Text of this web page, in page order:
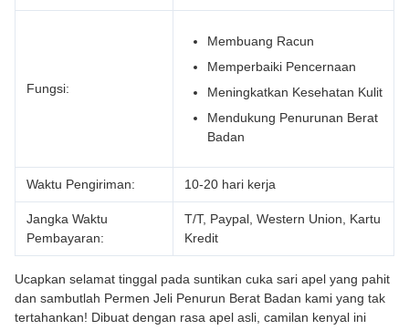
Fungsi:
Membuang Racun
Memperbaiki Pencernaan
Meningkatkan Kesehatan Kulit
Mendukung Penurunan Berat
Badan
Waktu Pengiriman: 10-20 hari kerja
Jangka Waktu
Pembayaran:
T/T, Paypal, Western Union, Kartu
Kredit
Ucapkan selamat tinggal pada suntikan cuka sari apel yang pahit
dan sambutlah Permen Jeli Penurun Berat Badan kami yang tak
tertahankan! Dibuat dengan rasa apel asli, camilan kenyal ini